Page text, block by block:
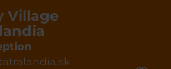
Village